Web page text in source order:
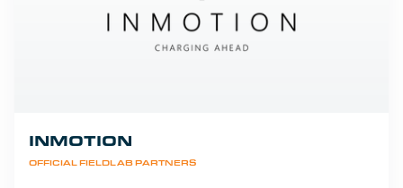
OFFICIAL FIELDLAB PARTNERS
INMOTION